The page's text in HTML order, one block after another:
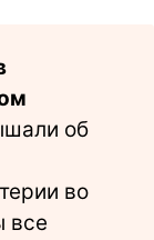
об
во
все